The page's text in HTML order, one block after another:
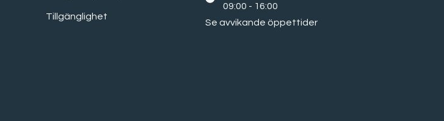
Tillgänglighet
09:00 - 16:00
Se avvikande öppettider